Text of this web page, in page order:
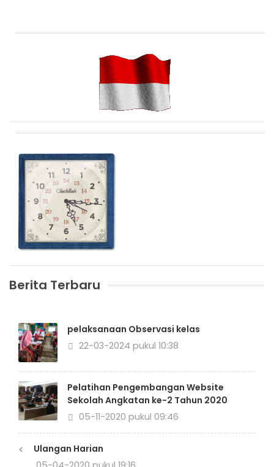
Berita Terbaru
pelaksanaan Observasi kelas
22-03-2024 pukul 10:38
Pelatihan Pengembangan Website
Sekolah Angkatan ke-2 Tahun 2020
05-11-2020 pukul 09:46
<
Ulangan Harian